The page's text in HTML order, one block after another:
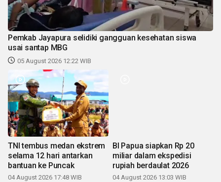
Pemkab Jayapura selidiki gangguan kesehatan siswa
usai santap MBG
05 August 2026 12:22 WIB
TNI tembus medan ekstrem
selama 12 hari antarkan
bantuan ke Puncak
04 August 2026 17:48 WIB
BI Papua siapkan Rp 20
miliar dalam ekspedisi
rupiah berdaulat 2026
04 August 2026 13:03 WIB